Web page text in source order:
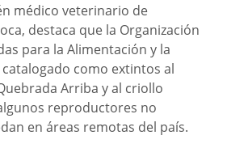
médico veterinario de
destaca que la Organización
para la Alimentación y la
como extintos al
Arriba y al criollo
reproductores no
en áreas remotas del país.